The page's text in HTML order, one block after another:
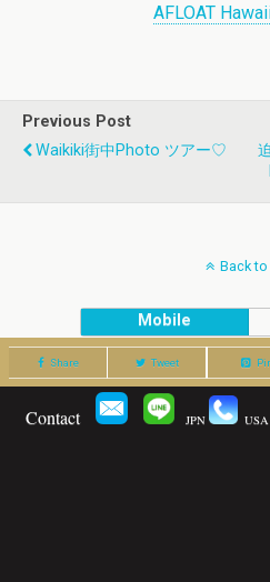
AFLOAT
Previous Post
Waikiki街中Photo ツアー♡
Back
Mobile
Share Tweet
Contact JPN USA